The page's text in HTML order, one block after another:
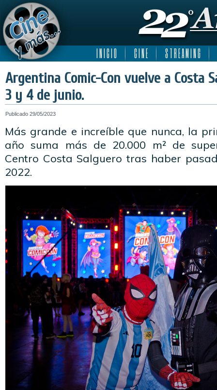
I N I C I O C I N E S T R E A M I N G
Argentina Comic-Con vuelve a Costa
3 y 4 de junio.
Publicado 29/05/2023
Más grande e increíble que nunca, la
año suma más de 20.000 m² de
Centro Costa Salguero tras haber
2022.